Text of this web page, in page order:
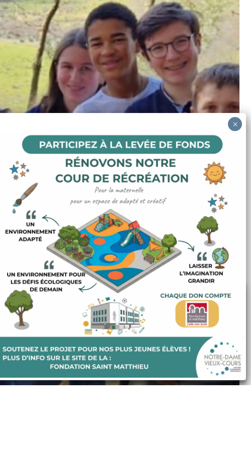
Nous utilisons des cookies pour optimiser notre site et
nos services.
Préférences